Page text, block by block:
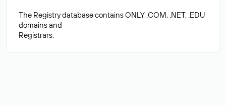
The Registry database contains ONLY .COM, .NET, .EDU
domains and